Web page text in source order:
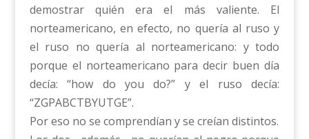
demostrar quién era el más valiente. El
norteamericano, en efecto, no quería al ruso y
el ruso no quería al norteamericano: y todo
porque el norteamericano para decir buen día
decía: “how do you do?” y el ruso decía:
“ZGPABCTBYUTGE”.
Por eso no se comprendían y se creían distintos.